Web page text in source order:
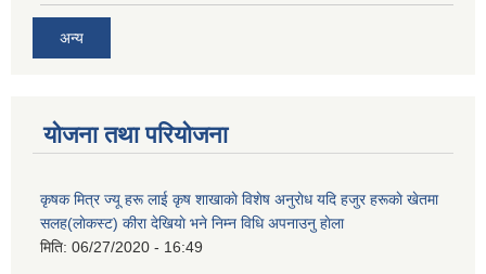
अन्य
योजना तथा परियोजना
कृषक मित्र ज्यू हरू लाई कृष शाखाकाे विशेष अनुराेध यदि हजुर हरूकाे खेतमा
सलह(लाेकस्ट) कीरा देखियाे भने निम्न विधि अपनाउनु हाेला
मिति: 06/27/2020 - 16:49